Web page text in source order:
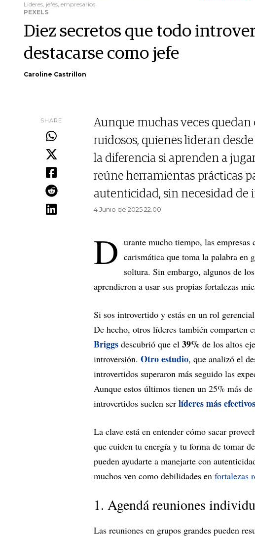
Lideres, jefes, empresarios
PEXELS
Diez secretos que todo
destacarse como jefe
Caroline Castrillon
SHARE
Aunque muchas veces quedan
ruidosos, quienes lideran
la diferencia si aprenden a
reúne herramientas prácticas
autenticidad, sin necesidad de
4 Junio de 2025 22.00
D urante mucho tiempo, las
carismática que toma la palabra en
soltura. Sin embargo, algunos de
aprendieron a usar sus propias fortalezas
Si sos introvertido y estás en un rol
De hecho, otros líderes también comparten
Briggs descubrió que el 39% de los altos
introversión. Otro estudio, que analizó el
introvertidos superaron más seguido las
Aunque estos últimos tienen un 25% más
introvertidos suelen ser líderes más efectivos
La clave está en entender cómo sacar
que cuiden tu energía y tu forma de tomar
pueden ayudarte a manejarte con
muchos ven como debilidades en fortalezas
1. Agendá reuniones
Las reuniones en grupos grandes pueden